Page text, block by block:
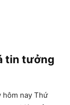
tin tưởng
hôm nay Thứ